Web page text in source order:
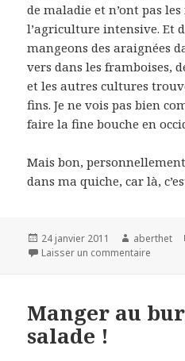
de maladie et n’ont pas
l’agriculture intensive. Et
mangeons des araignées
vers dans les framboises,
et les autres cultures
fins. Je ne vois pas bien
faire la fine bouche en
Mais bon,
dans ma quiche, car là,
Publié
le
24 janvier 2011 Auteur
aberthet
Laisser un commentaire
Manger au
salade !